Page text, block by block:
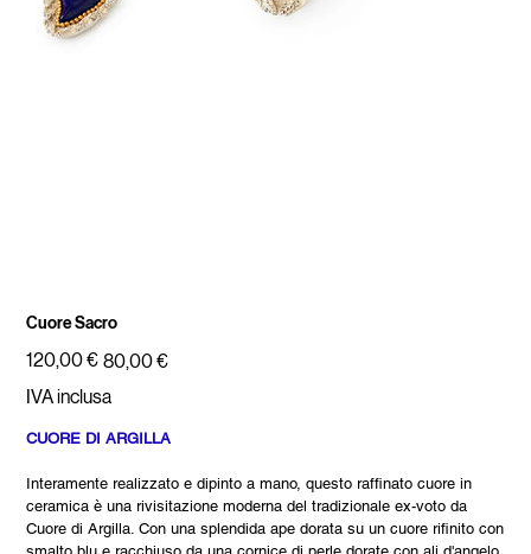
Cuore Sacro
Prezzo
originale
120,00 € Prezzo
scontato
80,00 €
IVA inclusa
CUORE DI ARGILLA
Interamente realizzato e dipinto a mano, questo raffinato cuore in
ceramica è una rivisitazione moderna del tradizionale ex-voto da
Cuore di Argilla. Con una splendida ape dorata su un cuore rifinito con